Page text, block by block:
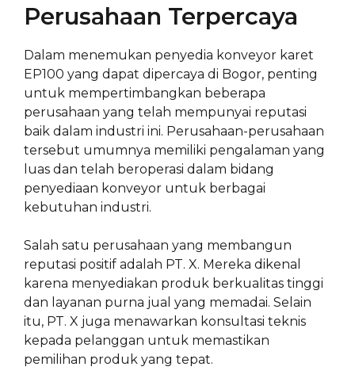
Perusahaan Terpercaya
Dalam menemukan penyedia konveyor karet
EP100 yang dapat dipercaya di Bogor, penting
untuk mempertimbangkan beberapa
perusahaan yang telah mempunyai reputasi
baik dalam industri ini. Perusahaan-perusahaan
tersebut umumnya memiliki pengalaman yang
luas dan telah beroperasi dalam bidang
penyediaan konveyor untuk berbagai
kebutuhan industri.
Salah satu perusahaan yang membangun
reputasi positif adalah PT. X. Mereka dikenal
karena menyediakan produk berkualitas tinggi
dan layanan purna jual yang memadai. Selain
itu, PT. X juga menawarkan konsultasi teknis
kepada pelanggan untuk memastikan
pemilihan produk yang tepat.